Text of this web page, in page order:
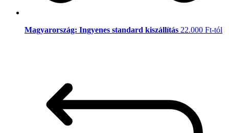
Magyarország: Ingyenes standard kiszállítás 22.000 Ft-tól